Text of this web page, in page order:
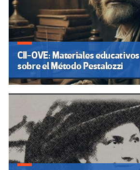
CII-OVE: Materiales educativos
sobre el Método Pestalozzi